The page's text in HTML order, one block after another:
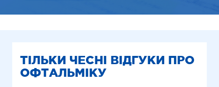
ТІЛЬКИ ЧЕСНІ ВІДГУКИ ПРО
ОФТАЛЬМІКУ